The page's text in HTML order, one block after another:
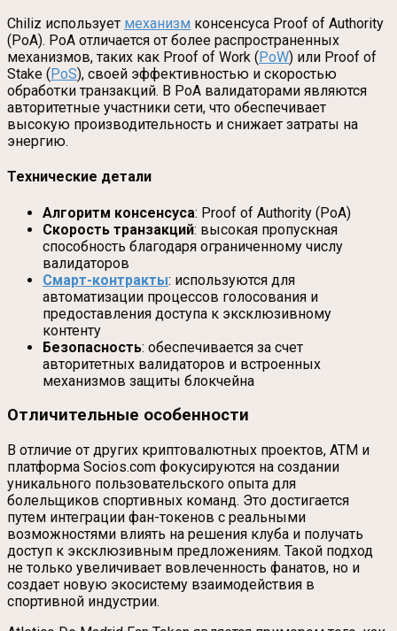
Chiliz использует механизм консенсуса Proof of Authority
(PoA). PoA отличается от более распространенных
механизмов, таких как Proof of Work (PoW) или Proof of
Stake (PoS), своей эффективностью и скоростью
обработки транзакций. В PoA валидаторами являются
авторитетные участники сети, что обеспечивает
высокую производительность и снижает затраты на
энергию.
Технические детали
Алгоритм консенсуса: Proof of Authority (PoA)
Скорость транзакций: высокая пропускная
способность благодаря ограниченному числу
валидаторов
Смарт-контракты: используются для
автоматизации процессов голосования и
предоставления доступа к эксклюзивному
контенту
Безопасность: обеспечивается за счет
авторитетных валидаторов и встроенных
механизмов защиты блокчейна
Отличительные особенности
В отличие от других криптовалютных проектов, ATM и
платформа Socios.com фокусируются на создании
уникального пользовательского опыта для
болельщиков спортивных команд. Это достигается
путем интеграции фан-токенов с реальными
возможностями влиять на решения клуба и получать
доступ к эксклюзивным предложениям. Такой подход
не только увеличивает вовлеченность фанатов, но и
создает новую экосистему взаимодействия в
спортивной индустрии.